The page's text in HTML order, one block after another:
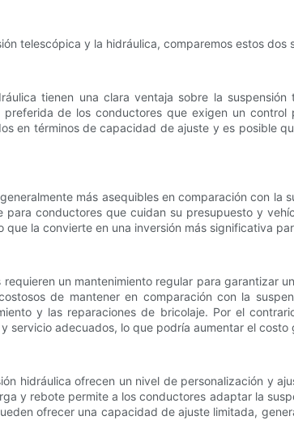
telescópica y la hidráulica, comparemos estos dos
tienen una clara ventaja sobre la
de los conductores que exigen un
en términos de capacidad de ajuste y es posible
más asequibles en comparación con la
conductores que cuidan su presupuesto y
la convierte en una inversión más significativa
un mantenimiento regular para garantizar
de mantener en comparación con la
y las reparaciones de bricolaje. Por el
servicio adecuados, lo que podría aumentar el
hidráulica ofrecen un nivel de personalización y
y rebote permite a los conductores adaptar la
ofrecer una capacidad de ajuste limitada,